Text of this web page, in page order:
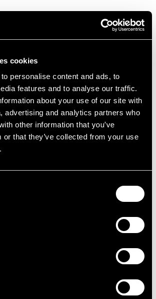
cookies
personalise content and ads, to
features and to analyse our traffic.
about your use of our site with
advertising and analytics partners who
other information that you’ve
or that they’ve collected from your use